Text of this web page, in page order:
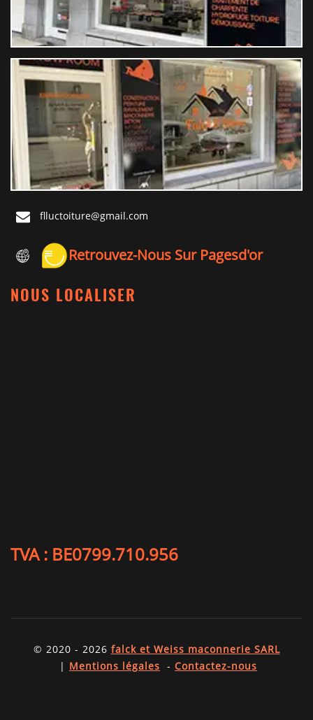
flluctoiture@gmail.com
Retrouvez-Nous Sur Pagesd'or
NOUS LOCALISER
TVA : BE0799.710.956
© 2020 - 2026 falck et Weiss maconnerie SARL
| Mentions légales - Contactez-nous